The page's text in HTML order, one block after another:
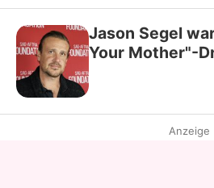
Jason Segel
Your Mother"-
Anzeige